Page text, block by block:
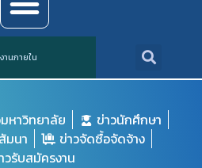
านภายใน
หาวิทยาลัย
ข่าวนักศึกษา
มนา
ข่าวจัดซื้อจัดจ้าง
วรับสมัครงาน